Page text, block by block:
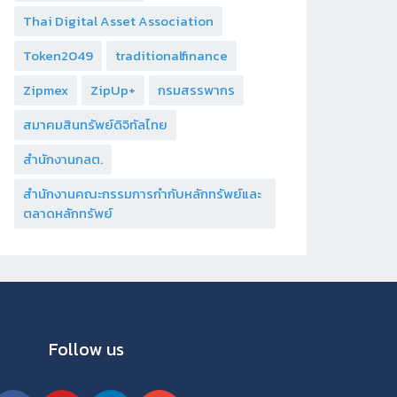
Thai Digital Asset Association
Token2049
traditionalfinance
Zipmex
ZipUp+
กรมสรรพากร
สมาคมสินทรัพย์ดิจิทัลไทย
สำนักงานกลต.
สำนักงานคณะกรรมการกำกับหลักทรัพย์และ
ตลาดหลักทรัพย์
Follow us